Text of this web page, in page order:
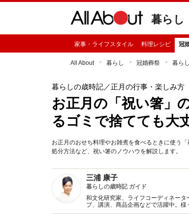
暮らし
家事・ライフスタイル 料理レシピ 冠
All About 暮らし 冠婚葬祭 暮ら
暮らしの歳時記／正月の行事・楽しみ方
お正月の「祝い箸」
るゴミで捨てても大
お正月のおせち料理やお雑煮を食べるときに使う
処分方法など、祝い箸のノウハウを解説します。
三浦 康子
暮らしの歳時記 ガイド
和文化研究家、ライフコーディネー
ブ、講演、商品企画などで活躍中。
書多数。